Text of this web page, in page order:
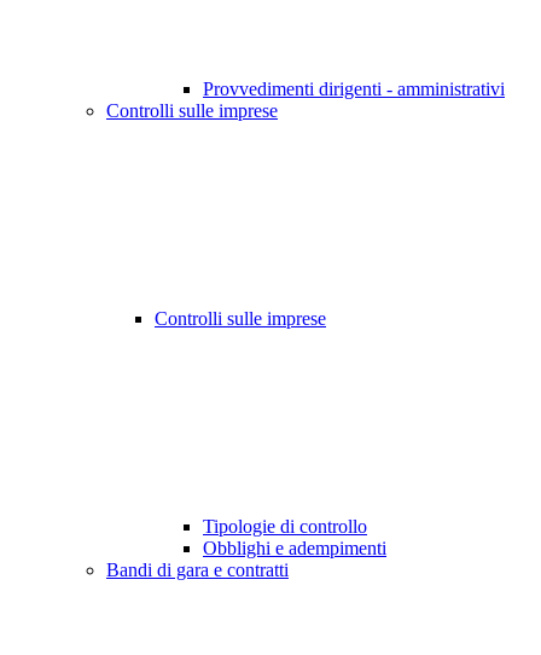
Provvedimenti dirigenti - amministrativi
Controlli sulle imprese
Controlli sulle imprese
Tipologie di controllo
Obblighi e adempimenti
Bandi di gara e contratti